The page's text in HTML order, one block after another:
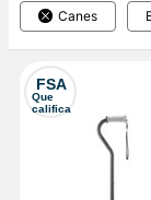
Canes
FSA
Que
califica